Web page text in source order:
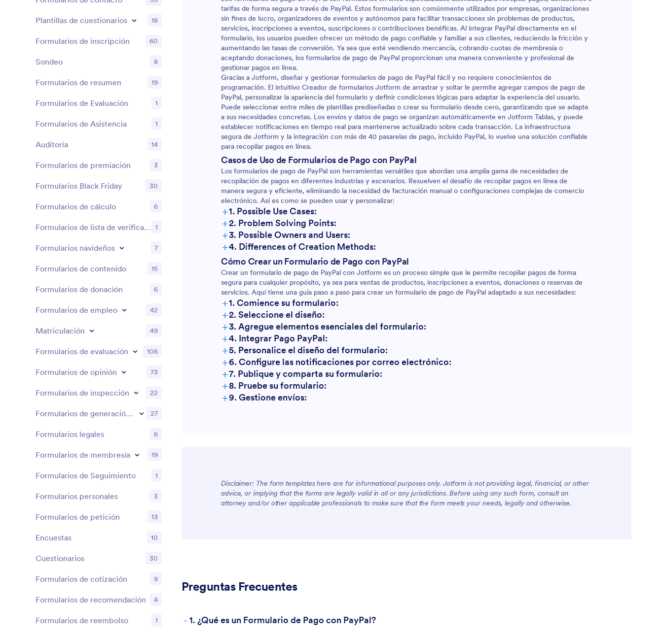
tarifas de forma segura a través de PayPal. Estos formularios son comúnmente utilizados por empresas, organizaciones
sin fines de lucro, organizadores de eventos y autónomos para facilitar transacciones sin problemas de productos,
servicios, inscripciones a eventos, suscripciones o contribuciones benéficas. Al integrar PayPal directamente en el
formulario, los usuarios pueden ofrecer un método de pago confiable y familiar a sus clientes, reduciendo la fricción y
aumentando las tasas de conversión. Ya sea que esté vendiendo mercancía, cobrando cuotas de membresía o
aceptando donaciones, los formularios de pago de PayPal proporcionan una manera conveniente y profesional de
gestionar pagos en línea.
Gracias a Jotform, diseñar y gestionar formularios de pago de PayPal fácil y no requiere conocimientos de
programación. El intuitivo Creador de formularios Jotform de arrastrar y soltar le permite agregar campos de pago de
PayPal, personalizar la apariencia del formulario y definir condiciones lógicas para adaptar la experiencia del usuario.
Puede seleccionar entre miles de plantillas prediseñadas o crear su formulario desde cero, garantizando que se adapte
a sus necesidades concretas. Los envíos y datos de pago se organizan automáticamente en Jotform Tablas, y puede
establecer notificaciones en tiempo real para mantenerse actualizado sobre cada transacción. La infraestructura
segura de Jotform y la integración con más de 40 pasarelas de pago, incluido PayPal, lo vuelve una solución confiable
para recopilar pagos en línea.
Casos de Uso de Formularios de Pago con PayPal
Los formularios de pago de PayPal son herramientas versátiles que abordan una amplia gama de necesidades de
recopilación de pagos en diferentes industrias y escenarios. Resuelven el desafío de recopilar pagos en línea de
manera segura y eficiente, eliminando la necesidad de facturación manual o configuraciones complejas de comercio
electrónico. Así es como se pueden usar y personalizar:
+1. Possible Use Cases:
+2. Problem Solving Points:
+3. Possible Owners and Users:
+4. Differences of Creation Methods:
Cómo Crear un Formulario de Pago con PayPal
Crear un formulario de pago de PayPal con Jotform es un proceso simple que le permite recopilar pagos de forma
segura para cualquier propósito, ya sea para ventas de productos, inscripciones a eventos, donaciones o reservas de
servicios. Aquí tiene una guía paso a paso para crear un formulario de pago de PayPal adaptado a sus necesidades:
+1. Comience su formulario:
+2. Seleccione el diseño:
+3. Agregue elementos esenciales del formulario:
+4. Integrar Pago PayPal:
+5. Personalice el diseño del formulario:
+6. Configure las notificaciones por correo electrónico:
+7. Publique y comparta su formulario:
+8. Pruebe su formulario:
+9. Gestione envíos:
Disclaimer: The form templates here are for informational purposes only. Jotform is not providing legal, financial, or other
advice, or implying that the forms are legally valid in all or any jurisdictions. Before using any such form, consult an
attorney and/or other applicable professionals to make sure that the form meets your needs, legally and otherwise.
Preguntas Frecuentes
- 1. ¿Qué es un Formulario de Pago con PayPal?
Plantillas de cuestionarios 18
Formularios de inscripción 60
Sondeo 8
Formularios de resumen 19
Formularios de Evaluación 1
Formularios de Asistencia 1
Auditoría 14
Formularios de premiación 3
Formularios Black Friday 30
Formularios de cálculo 6
Formularios de lista de verificación 1
Formularios navideños 7
Formularios de contenido 15
Formularios de donación 6
Formularios de empleo 42
Matriculación 49
Formularios de evaluación 106
Formularios de opinión 73
Formularios de inspección 22
Formularios de generación de prospectos 27
Formularios legales 6
Formularios de membresía 19
Formularios de Seguimiento 1
Formularios personales 3
Formularios de petición 13
Encuestas 10
Cuestionarios 30
Formularios de cotización 9
Formularios de recomendación 4
Formularios de reembolso 1